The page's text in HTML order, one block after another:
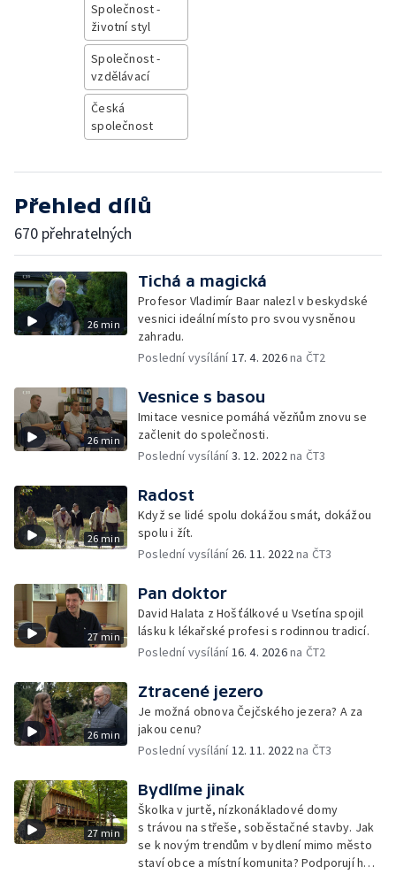
Společnost -
životní styl
Společnost -
vzdělávací
Česká
společnost
Přehled dílů
670 přehratelných
26 min
Tichá a magická
Profesor Vladimír Baar nalezl v beskydské
vesnici ideální místo pro svou vysněnou
zahradu.
Poslední vysílání17. 4. 2026na ČT2
26 min
Vesnice s basou
Imitace vesnice pomáhá vězňům znovu se
začlenit do společnosti.
Poslední vysílání3. 12. 2022na ČT3
26 min
Radost
Když se lidé spolu dokážou smát, dokážou
spolu i žít.
Poslední vysílání 26. 11. 2022na ČT3
27 min
Pan doktor
David Halata z Hošťálkové u Vsetína spojil
lásku k lékařské profesi s rodinnou tradicí.
Poslední vysílání16. 4. 2026na ČT2
26 min
Ztracené jezero
Je možná obnova Čejčského jezera? A za
jakou cenu?
Poslední vysílání12. 11. 2022na ČT3
27 min
Bydlíme jinak
Školka v jurtě, nízkonákladové domy
s trávou na střeše, soběstačné stavby. Jak
se k novým trendům v bydlení mimo město
staví obce a místní komunita? Podporují ho